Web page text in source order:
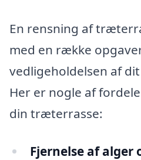
En rensning af
med en række
vedligeholdelsen af
Her er nogle af
din træterrasse:
Fjernelse af alger